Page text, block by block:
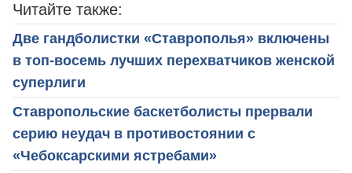
Читайте также:
Две гандболистки «Ставрополья» включены
в топ-восемь лучших перехватчиков женской
суперлиги
Ставропольские баскетболисты прервали
серию неудач в противостоянии с
«Чебоксарскими ястребами»